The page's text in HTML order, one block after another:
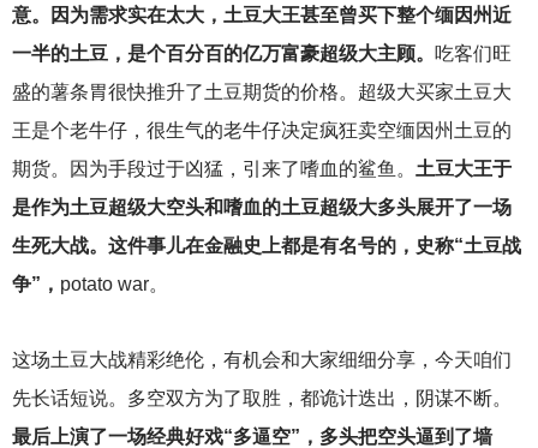
意。因为需求实在太大，土豆大王甚至曾买下整个缅因州近
一半的土豆，是个百分百的亿万富豪超级大主顾。
吃客们旺
盛的薯条胃很快推升了土豆期货的价格。超级大买家土豆大
王是个老牛仔，很生气的老牛仔决定疯狂卖空缅因州土豆的
期货。因为手段过于凶猛，引来了嗜血的鲨鱼。 土豆大王于
是作为土豆超级大空头和嗜血的土豆超级大多头展开了一场
生死大战。这件事儿在金融史上都是有名号的，史称“土豆战
争”， potato war。
这场土豆大战精彩绝伦，有机会和大家细细分享，今天咱们
先长话短说。多空双方为了取胜，都诡计迭出，阴谋不断。
最后上演了一场经典好戏“多逼空”，多头把空头逼到了墙